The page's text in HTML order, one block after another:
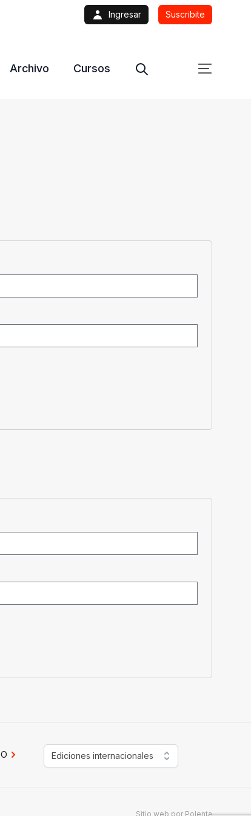
Ingresar Suscribite
Archivo Cursos
Ediciones internacionales
Sitio web por Polenta